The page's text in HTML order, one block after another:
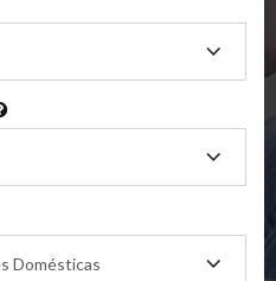
Compartida)
Domésticas